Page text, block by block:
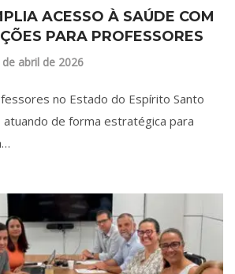
ACESSO À SAÚDE COM
PARA PROFESSORES
de abril de 2026
no Estado do Espírito Santo
atuando de forma estratégica para